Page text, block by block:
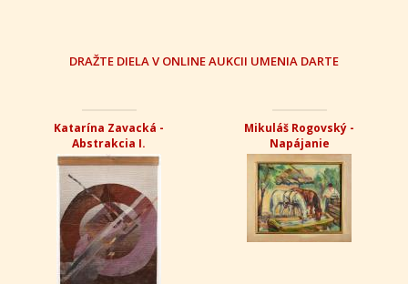
DRAŽTE DIELA V ONLINE AUKCII UMENIA DARTE
Katarína Zavacká -
Abstrakcia I.
Mikuláš Rogovský -
Napájanie